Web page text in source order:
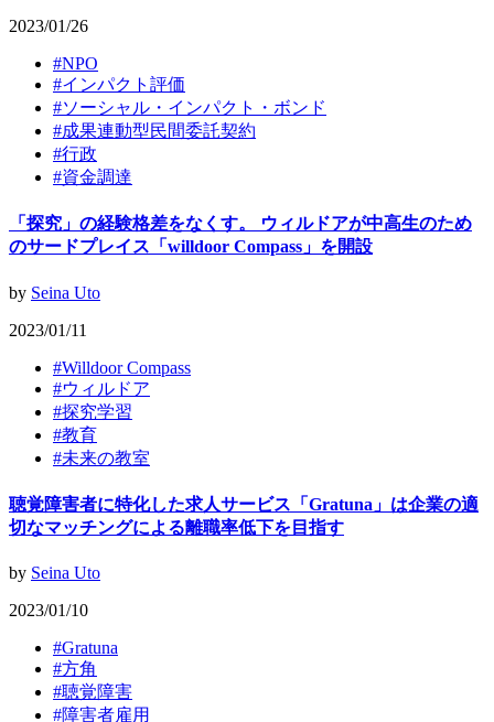
2023/01/26
#NPO
#インパクト評価
#ソーシャル・インパクト・ボンド
#成果連動型民間委託契約
#行政
#資金調達
「探究」の経験格差をなくす。 ウィルドアが中高生のため
のサードプレイス「willdoor Compass」を開設
by Seina Uto
2023/01/11
#Willdoor Compass
#ウィルドア
#探究学習
#教育
#未来の教室
聴覚障害者に特化した求人サービス「Gratuna」は企業の適
切なマッチングによる離職率低下を目指す
by Seina Uto
2023/01/10
#Gratuna
#方角
#聴覚障害
#障害者雇用